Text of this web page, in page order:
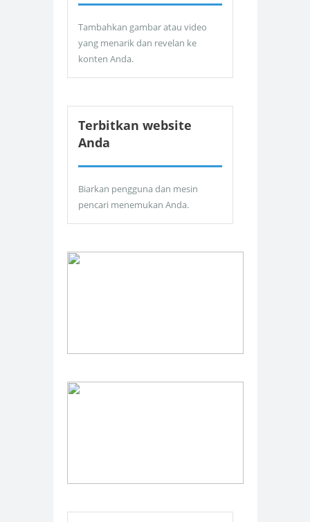
Tambahkan gambar atau video
yang menarik dan revelan ke
konten Anda.
Terbitkan website
Anda
Biarkan pengguna dan mesin
pencari menemukan Anda.